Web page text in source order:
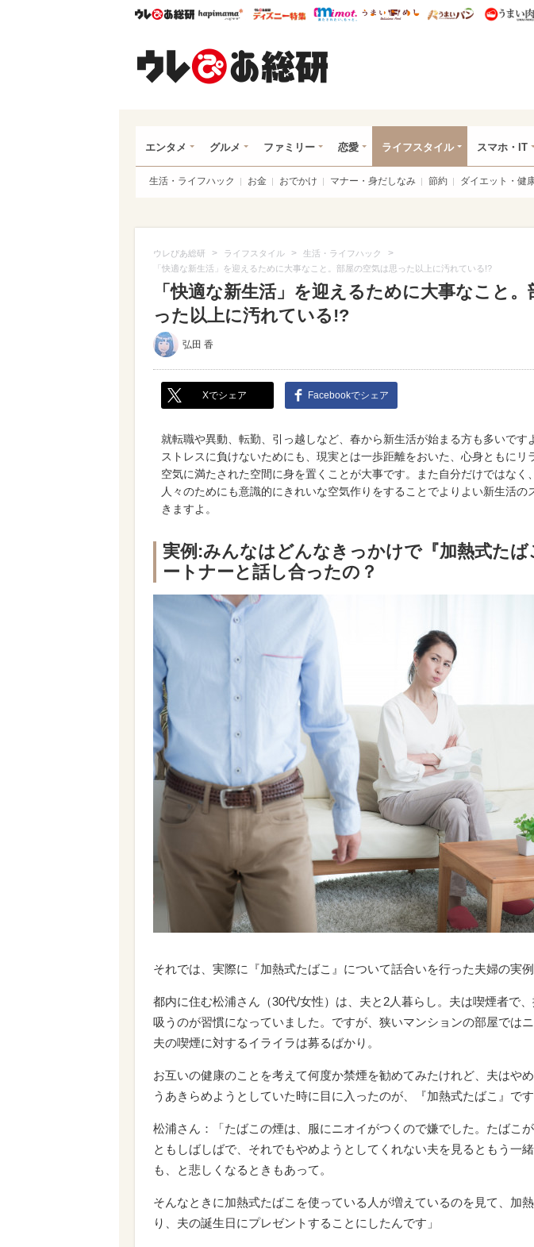
ウレぴあ総研ハピママ* ウレぴあ総研 ディズニー特集
mimot. うまいめし うまいパン
エンタメ グルメ ファミリー 恋愛 ライフスタイル スマホ・IT
生活・ライフハック お金 おでかけ マナー・身だしなみ 節約 ダイエット・健
ウレぴあ総研 > ライフスタイル > 生活・ライフハック >
「快適な新生活」を迎えるために大事なこと。部屋の空気は思った以上に汚れている!?
「快適な新生活」を迎えるために大事なこと
った以上に汚れている!?
弘田 香
Xでシェア Facebookでシェア
就転職や異動、転勤、引っ越しなど、春から新生活が始まる方も多いです
ストレスに負けないためにも、現実とは一歩距離をおいた、心身ともにリ
空気に満たされた空間に身を置くことが大事です。また自分だけではなく
人々のためにも意識的にきれいな空気作りをすることでよりよい新生活の
きますよ。
実例:みんなはどんなきっかけで『加熱式たば
ートナーと話し合ったの？
それでは、実際に『加熱式たばこ』について話合いを行った夫婦の実例
都内に住む松浦さん（30代/女性）は、夫と2人暮らし。夫は喫煙者で
吸うのが習慣になっていました。ですが、狭いマンションの部屋ではニ
夫の喫煙に対するイライラは募るばかり。
お互いの健康のことを考えて何度か禁煙を勧めてみたけれど、夫はや
うあきらめようとしていた時に目に入ったのが、『加熱式たばこ』です
松浦さん：「たばこの煙は、服にニオイがつくので嫌でした。たばこ
ともしばしばで、それでもやめようとしてくれない夫を見るともう一
も、と悲しくなるときもあって。
そんなときに加熱式たばこを使っている人が増えているのを見て、加
り、夫の誕生日にプレゼントすることにしたんです」